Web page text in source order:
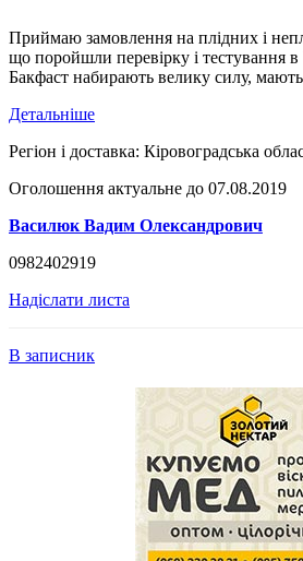
Приймаю замовлення на плідних і
що поройшли перевірку і тестування
Бакфаст набирають велику силу, мають
Детальніше
Регіон і доставка: Кіровоградська
Оголошення актуальне до 07.08.2019
Василюк Вадим Олександрович
0982402919
Надіслати листа
В записник